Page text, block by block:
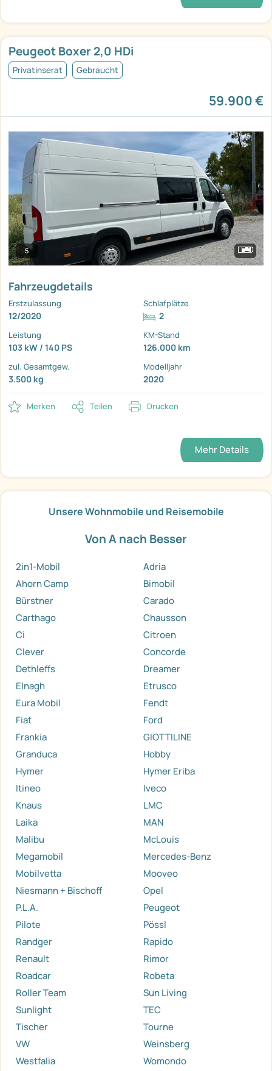
Peugeot Boxer 2,0 HDi
Privatinserat Gebraucht
59.900 €
5
Fahrzeugdetails
Erstzulassung
12/2020
Schlafplätze
2
Leistung
103 kW / 140 PS
KM-Stand
126.000 km
zul. Gesamtgew.
3.500 kg
Modelljahr
2020
Merken Teilen Drucken
Mehr Details
Unsere Wohnmobile und Reisemobile
Von A nach Besser
2in1-Mobil
Adria
Ahorn Camp
Bimobil
Bürstner
Carado
Carthago
Chausson
Ci
Citroen
Clever
Concorde
Dethleffs
Dreamer
Elnagh
Etrusco
Eura Mobil
Fendt
Fiat
Ford
Frankia
GIOTTILINE
Granduca
Hobby
Hymer
Hymer Eriba
Itineo
Iveco
Knaus
LMC
Laika
MAN
Malibu
McLouis
Megamobil
Mercedes-Benz
Mobilvetta
Mooveo
Niesmann + Bischoff
Opel
P.L.A.
Peugeot
Pilote
Pössl
Randger
Rapido
Renault
Rimor
Roadcar
Robeta
Roller Team
Sun Living
Sunlight
TEC
Tischer
Tourne
VW
Weinsberg
Westfalia
Womondo